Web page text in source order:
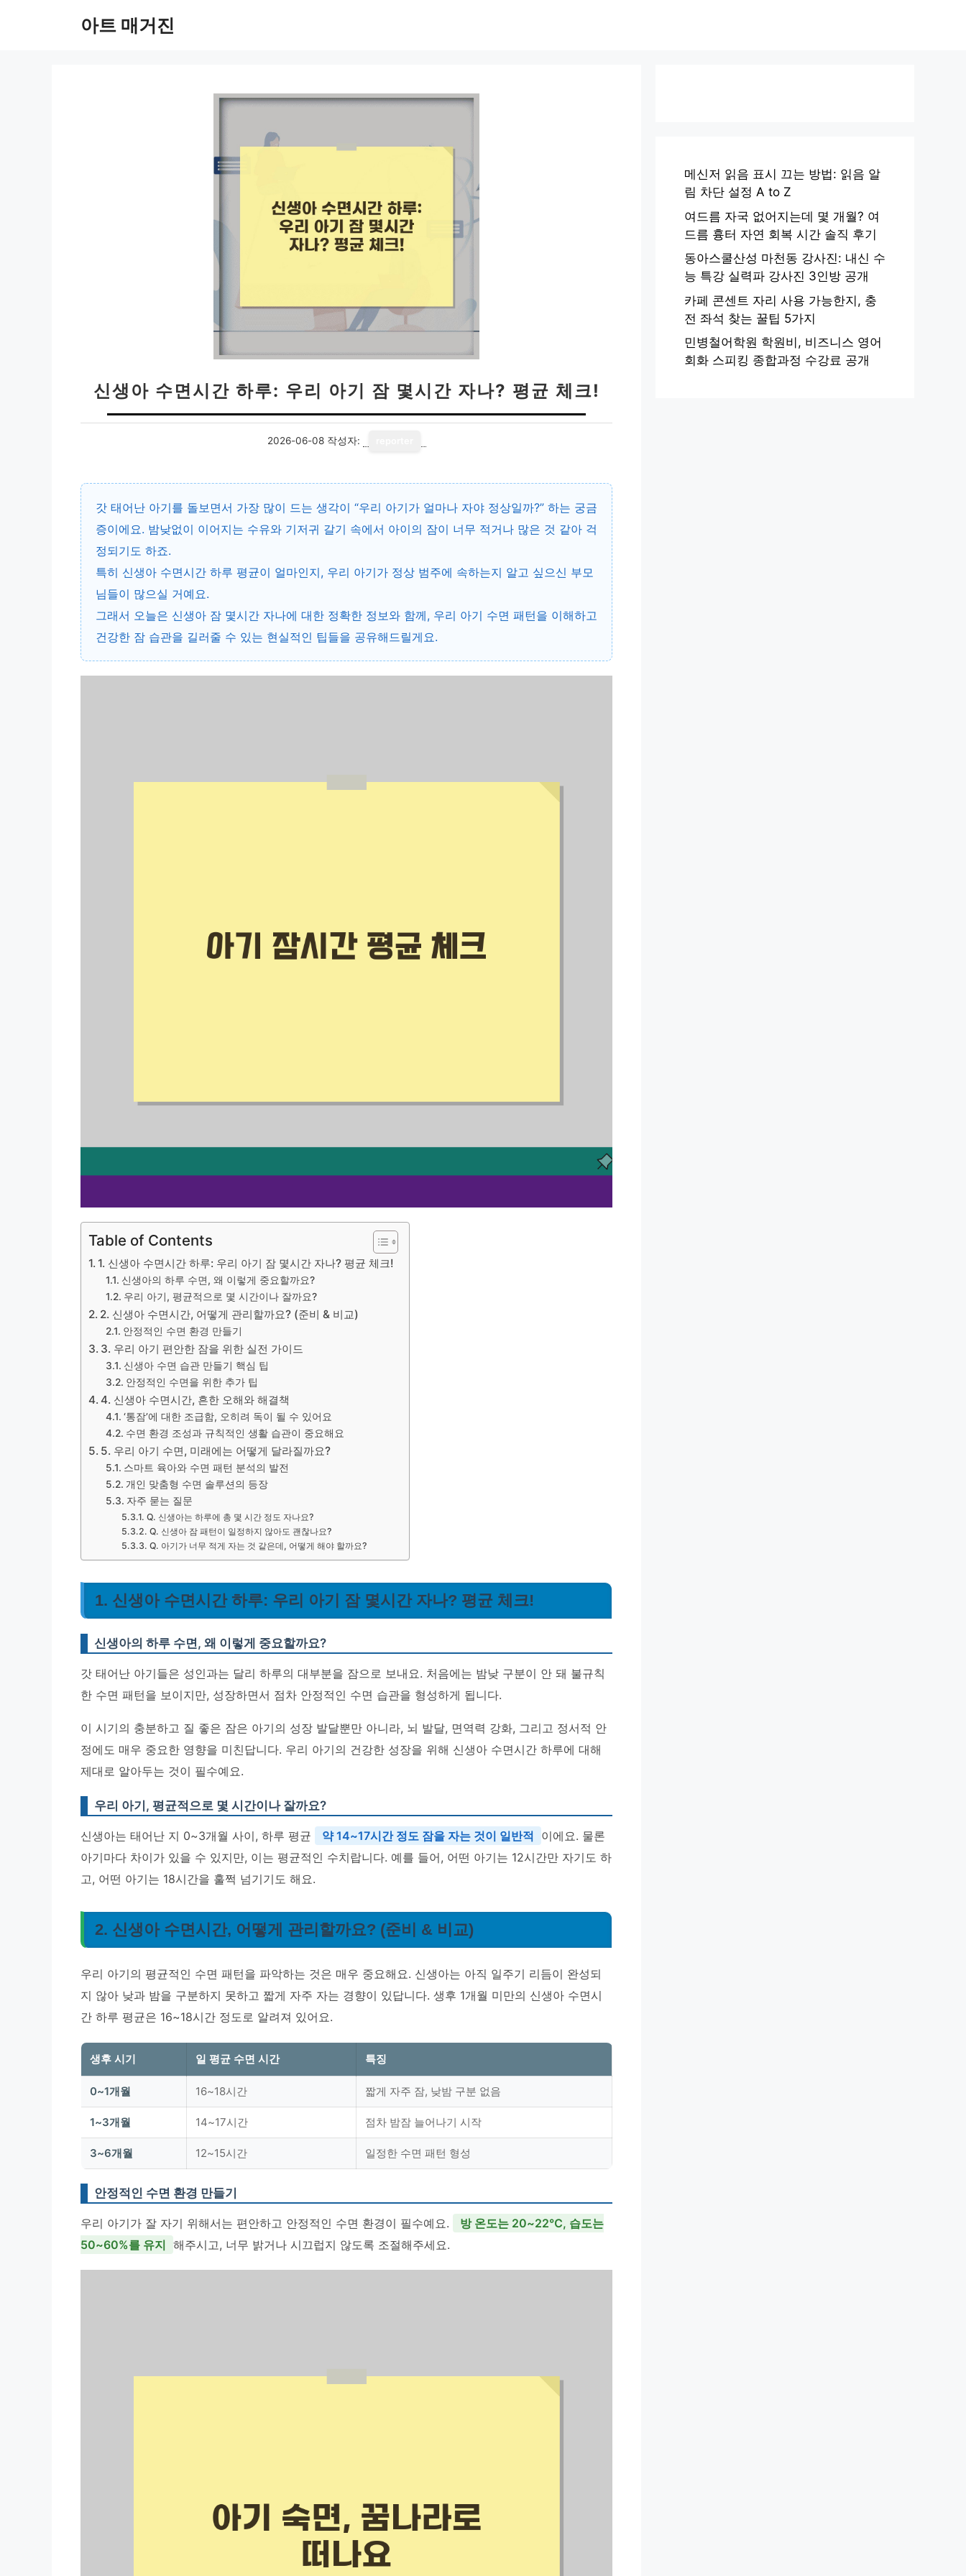
아트 매거진
신생아 수면시간 하루: 우리 아기 잠 몇시간 자나? 평균 체크!
2026-06-08 작성자:
갓 태어난 아기를 돌보면서 가장 많이 드는 생각이 “우리 아기가 얼마나 자야 정상일까?” 하는 궁금
증이에요. 밤낮없이 이어지는 수유와 기저귀 갈기 속에서 아이의 잠이 너무 적거나 많은 것 같아 걱
정되기도 하죠.
특히 신생아 수면시간 하루 평균이 얼마인지, 우리 아기가 정상 범주에 속하는지 알고 싶으신 부모
님들이 많으실 거예요.
그래서 오늘은 신생아 잠 몇시간 자나에 대한 정확한 정보와 함께, 우리 아기 수면 패턴을 이해하고
건강한 잠 습관을 길러줄 수 있는 현실적인 팁들을 공유해드릴게요.
Table of Contents
1. 신생아 수면시간 하루: 우리 아기 잠 몇시간 자나? 평균 체크!
신생아의 하루 수면, 왜 이렇게 중요할까요?
우리 아기, 평균적으로 몇 시간이나 잘까요?
2. 신생아 수면시간, 어떻게 관리할까요? (준비 & 비교)
안정적인 수면 환경 만들기
3. 우리 아기 편안한 잠을 위한 실전 가이드
신생아 수면 습관 만들기 핵심 팁
안정적인 수면을 위한 추가 팁
4. 신생아 수면시간, 흔한 오해와 해결책
‘통잠’에 대한 조급함, 오히려 독이 될 수 있어요
수면 환경 조성과 규칙적인 생활 습관이 중요해요
5. 우리 아기 수면, 미래에는 어떻게 달라질까요?
스마트 육아와 수면 패턴 분석의 발전
개인 맞춤형 수면 솔루션의 등장
자주 묻는 질문
Q. 신생아는 하루에 총 몇 시간 정도 자나요?
Q. 신생아 잠 패턴이 일정하지 않아도 괜찮나요?
Q. 아기가 너무 적게 자는 것 같은데, 어떻게 해야 할까요?
1. 신생아 수면시간 하루: 우리 아기 잠 몇시간 자나? 평균 체크!
신생아의 하루 수면, 왜 이렇게 중요할까요?
갓 태어난 아기들은 성인과는 달리 하루의 대부분을 잠으로 보내요. 처음에는 밤낮 구분이 안 돼 불규칙
한 수면 패턴을 보이지만, 성장하면서 점차 안정적인 수면 습관을 형성하게 됩니다.
이 시기의 충분하고 질 좋은 잠은 아기의 성장 발달뿐만 아니라, 뇌 발달, 면역력 강화, 그리고 정서적 안
정에도 매우 중요한 영향을 미친답니다. 우리 아기의 건강한 성장을 위해 신생아 수면시간 하루에 대해
제대로 알아두는 것이 필수예요.
우리 아기, 평균적으로 몇 시간이나 잘까요?
신생아는 태어난 지 0~3개월 사이, 하루 평균 약 14~17시간 정도 잠을 자는 것이 일반적
이에요. 물론
아기마다 차이가 있을 수 있지만, 이는 평균적인 수치랍니다. 예를 들어, 어떤 아기는 12시간만 자기도 하
고, 어떤 아기는 18시간을 훌쩍 넘기기도 해요.
2. 신생아 수면시간, 어떻게 관리할까요? (준비 & 비교)
우리 아기의 평균적인 수면 패턴을 파악하는 것은 매우 중요해요. 신생아는 아직 일주기 리듬이 완성되
지 않아 낮과 밤을 구분하지 못하고 짧게 자주 자는 경향이 있답니다. 생후 1개월 미만의 신생아 수면시
간 하루 평균은 16~18시간 정도로 알려져 있어요.
생후 시기 일 평균 수면 시간 특징
0~1개월 16~18시간 짧게 자주 잠, 낮밤 구분 없음
1~3개월 14~17시간 점차 밤잠 늘어나기 시작
3~6개월 12~15시간 일정한 수면 패턴 형성
안정적인 수면 환경 만들기
우리 아기가 잘 자기 위해서는 편안하고 안정적인 수면 환경이 필수예요.
방 온도는 20~22℃, 습도는
50~60%를 유지 해주시고, 너무 밝거나 시끄럽지 않도록 조절해주세요.
메신저 읽음 표시 끄는 방법: 읽음 알
림 차단 설정 A to Z
여드름 자국 없어지는데 몇 개월? 여
드름 흉터 자연 회복 시간 솔직 후기
동아스쿨산성 마천동 강사진: 내신 수
능 특강 실력파 강사진 3인방 공개
카페 콘센트 자리 사용 가능한지, 충
전 좌석 찾는 꿀팁 5가지
민병철어학원 학원비, 비즈니스 영어
회화 스피킹 종합과정 수강료 공개